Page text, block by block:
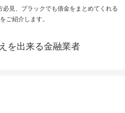
見、ブラックでも借金をまとめてくれる
ご紹介します。
を出来る金融業者